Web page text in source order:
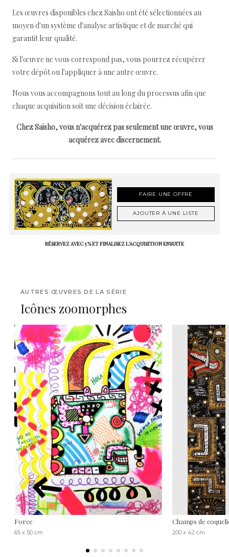
Les œuvres disponibles chez Saisho ont été sélectionnées au
moyen d'un système d'analyse artistique et de marché qui
garantit leur qualité.
Si l'œuvre ne vous correspond pas, vous pourrez récupérer
votre dépôt ou l'appliquer à une autre œuvre.
Nous vous accompagnons tout au long du processus afin que
chaque acquisition soit une décision éclairée.
Chez Saisho, vous n'acquérez pas seulement une œuvre, vous
acquérez avec discernement.
FAIRE UNE OFFRE
AJOUTER À UNE LISTE
RÉSERVEZ AVEC 5 % ET FINALISEZ L'ACQUISITION ENSUITE
AUTRES ŒUVRES DE LA SÉRIE
Icônes zoomorphes
Force
65 x 50 cm
Champs de
200 x 42 cm